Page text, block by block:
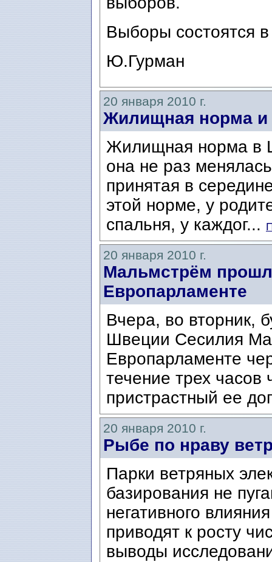
Выборы состоятся в
Ю.Гурман
20 января 2010 г.
Жилищная норма и
Жилищная норма в
она не раз
принятая в
этой норме, у
спальня, у каждог...
20 января 2010 г.
Мальмстрём
Европарламенте
Вчера, во вторник,
Швеции Сесилия
Европарламенте
течение трех
пристрастный ее
20 января 2010 г.
Рыбе по нраву
Парки ветряных
базирования не
негативного
приводят к росту
выводы